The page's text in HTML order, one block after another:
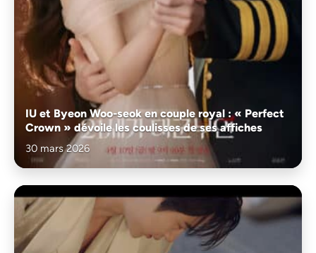
IU et Byeon Woo-seok en couple royal : « Perfect
Crown » dévoile les coulisses de ses affiches
30 mars 2026